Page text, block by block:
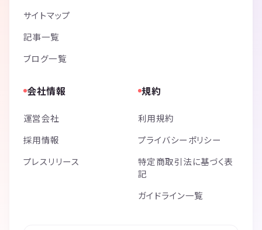
サイトマップ
記事一覧
ブログ一覧
会社情報
運営会社
採用情報
プレスリリース
規約
利用規約
プライバシーポリシー
特定商取引法に基づく表
記
ガイドライン一覧